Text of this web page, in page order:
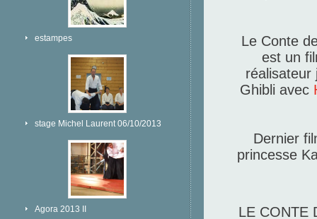
estampes
stage Michel Laurent 06/10/2013
Agora 2013 II
Le Conte
est un
réalisateur
Ghibli avec
Dernier
princesse
LE CONTE